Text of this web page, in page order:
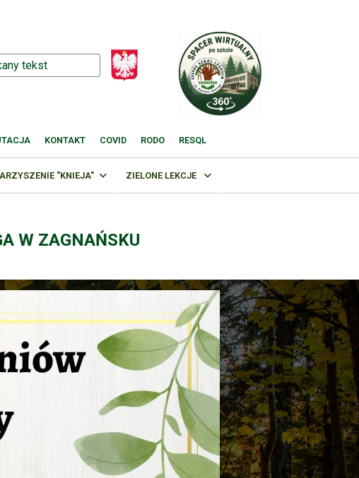
KONTAKT COVID RODO RESQL
"KNIEJA" ZIELONE LEKCJE
W ZAGNAŃSKU